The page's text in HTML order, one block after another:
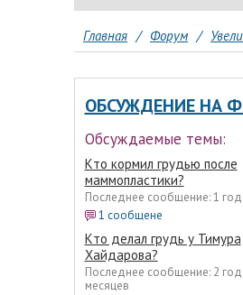
Главная / Форум /
ОБСУЖДЕНИЕ НА
Обсуждаемые темы:
Кто кормил грудью после
маммопластики?
Последнее сообщение: 1 год
1 сообщене
Кто делал грудь у Тимура
Хайдарова?
Последнее сообщение: 2
месяцев